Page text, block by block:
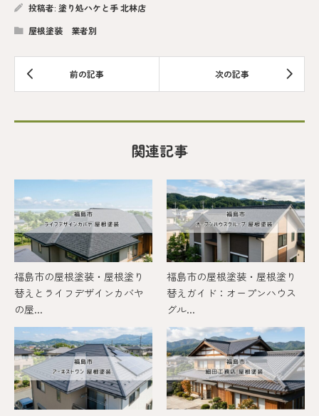
投稿者: 塗り処ハケと手 北林店
屋根塗装 業者別
関連記事
福島市の屋根塗装・屋根塗り
替えとライフデザインカバヤ
の屋...
福島市の屋根塗装・屋根塗り
替えガイド：オープンハウス
グル...